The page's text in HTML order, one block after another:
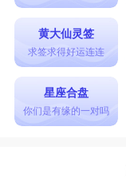
黄大仙灵签
求签求得好运连连
星座合盘
你们是有缘的一对吗